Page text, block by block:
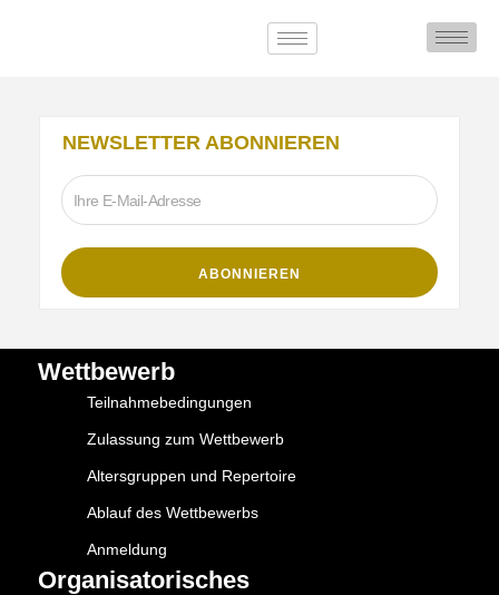
NEWSLETTER ABONNIEREN
Wettbewerb
Teilnahmebedingungen
Zulassung zum Wettbewerb
Altersgruppen und Repertoire
Ablauf des Wettbewerbs
Anmeldung
Organisatorisches